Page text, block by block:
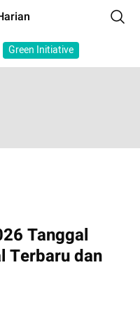
Green Initiative
Tanggal
Terbaru dan